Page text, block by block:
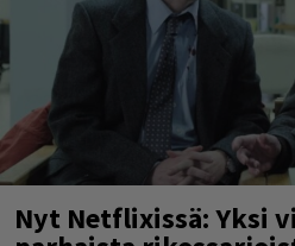
Nyt Netflixissä: Yksi